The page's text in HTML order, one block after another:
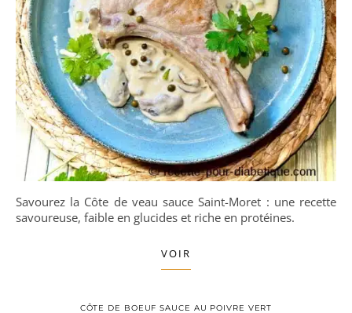
Savourez la Côte de veau sauce Saint-Moret : une recette
savoureuse, faible en glucides et riche en protéines.
VOIR
CÔTE DE BOEUF SAUCE AU POIVRE VERT